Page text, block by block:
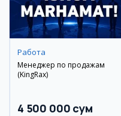
Работа
Менеджер по продажам
(KingRax)
4 500 000 сум